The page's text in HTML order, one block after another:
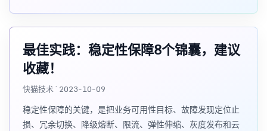
最佳实践：稳定性保障8个锦囊，建议
收藏！
快猫技术 · 2023-10-09
稳定性保障的关键，是把业务可用性目标、故障发现定位止
损、冗余切换、降级熔断、限流、弹性伸缩、灰度发布和云